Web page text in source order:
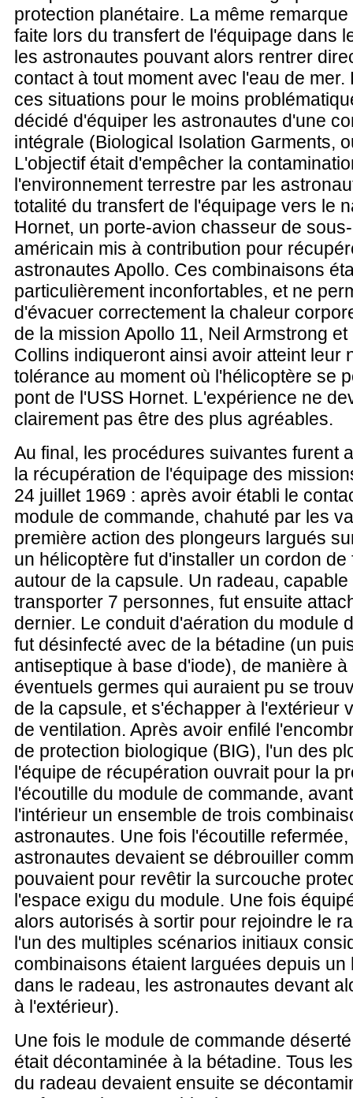
protection planétaire. La même
faite lors du transfert de l'équipage dans
les astronautes pouvant alors rentrer
contact à tout moment avec l'eau de mer.
ces situations pour le moins
décidé d'équiper les astronautes d'une
intégrale (Biological Isolation Garments,
L'objectif était d'empêcher la
l'environnement terrestre par les
totalité du transfert de l'équipage vers le
Hornet, un porte-avion chasseur de
américain mis à contribution pour
astronautes Apollo. Ces combinaisons
particulièrement inconfortables, et ne
d'évacuer correctement la chaleur
de la mission Apollo 11, Neil Armstrong
Collins indiqueront ainsi avoir atteint leur
tolérance au moment où l'hélicoptère se
pont de l'USS Hornet. L'expérience ne
clairement pas être des plus agréables.
Au final, les procédures suivantes furent
la récupération de l'équipage des
24 juillet 1969 : après avoir établi le
module de commande, chahuté par les
première action des plongeurs largués
un hélicoptère fut d'installer un cordon de
autour de la capsule. Un radeau, capable
transporter 7 personnes, fut ensuite
dernier. Le conduit d'aération du module
fut désinfecté avec de la bétadine (un
antiseptique à base d'iode), de manière
éventuels germes qui auraient pu se
de la capsule, et s'échapper à l'extérieur
de ventilation. Après avoir enfilé
de protection biologique (BIG), l'un des
l'équipe de récupération ouvrait pour la
l'écoutille du module de commande,
l'intérieur un ensemble de trois
astronautes. Une fois l'écoutille refermée,
astronautes devaient se débrouiller
pouvaient pour revêtir la surcouche
l'espace exigu du module. Une fois
alors autorisés à sortir pour rejoindre le
l'un des multiples scénarios initiaux
combinaisons étaient larguées depuis un
dans le radeau, les astronautes devant
à l'extérieur).
Une fois le module de commande
était décontaminée à la bétadine. Tous
du radeau devaient ensuite se